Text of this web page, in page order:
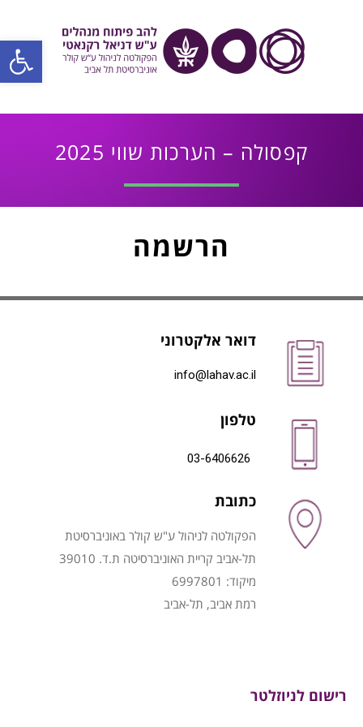
פתח
קפסולה – הערכות שווי 2025
הרשמה
דואר אלקטרוני
info@lahav.ac.il
טלפון
03-6406626
כתובת
הפקולטה לניהול ע"ש קולר באוניברסיטת
תל-אביב קריית האוניברסיטה ת.ד. 39010
מיקוד: 6997801
רמת אביב, תל-אביב
רישום לניוזלטר